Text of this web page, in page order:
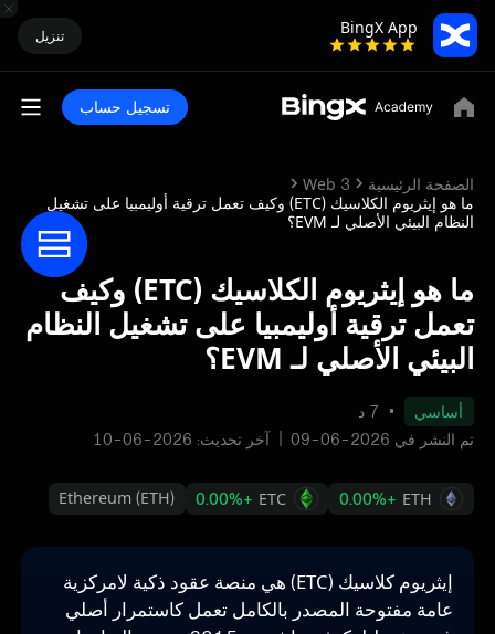
BingX App تنزيل
تسجيل حساب
الصفحة الرئيسية
Web 3
ما هو إيثريوم الكلاسيك (ETC) وكيف تعمل ترقية أوليمبيا على تشغيل
النظام البيئي الأصلي لـ EVM؟
ما هو إيثريوم الكلاسيك (ETC) وكيف
تعمل ترقية أوليمبيا على تشغيل النظام
البيئي الأصلي لـ EVM؟
أساسي
7 د
تم النشر في 2026-06-09
آخر تحديث: 2026-06-10
ETH
+0.00%
ETC
+0.00%
Ethereum (ETH)
إيثريوم كلاسيك (ETC) هي منصة عقود ذكية لامركزية
عامة مفتوحة المصدر بالكامل تعمل كاستمرار أصلي